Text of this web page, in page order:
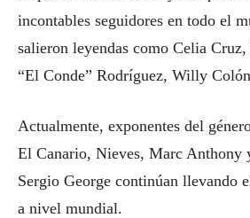
incontables seguidores en todo el
salieron leyendas como Celia
“El Conde” Rodríguez, Willy
Actualmente, exponentes del
El Canario, Nieves, Marc Anthony
Sergio George continúan llevando
a nivel mundial.